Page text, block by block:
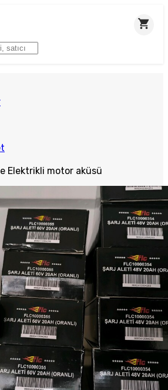
Elektrikli motor aküsü